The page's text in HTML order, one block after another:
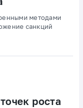
методами
санкций
роста